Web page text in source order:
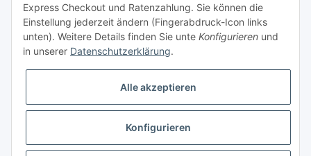
Ihre Zahlmöglichkeiten:
Express Checkout und Ratenzahlung. Sie können die
Einstellung jederzeit ändern (Fingerabdruck-Icon links
unten). Weitere Details finden Sie unte Konfigurieren und
in unserer Datenschutzerklärung.
Alle akzeptieren
Konfigurieren